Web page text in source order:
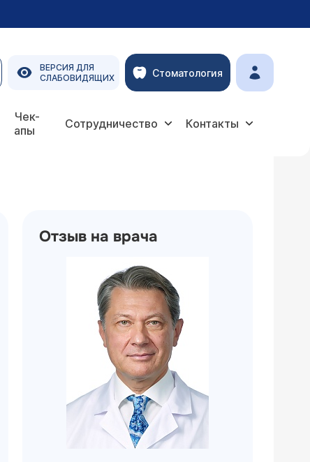
ВЕРСИЯ ДЛЯ
СЛАБОВИДЯЩИХ
Стоматология
Чек-
апы
Сотрудничество Контакты
Отзыв на врача